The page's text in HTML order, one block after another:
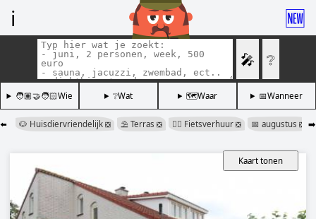
ℹ️ 🆕
🎤 ❔
🧑🏽‍🤝‍🧑🏻Wie ❔Wat 🗺️Waar 📅Wanneer
⬅️ ➡️
🐶 Huisdiervriendelijk ❎ ⛱️ Terras ❎ 🚴‍♂️ Fietsverhuur ❎ 📅 augustus ❎
Kaart tonen